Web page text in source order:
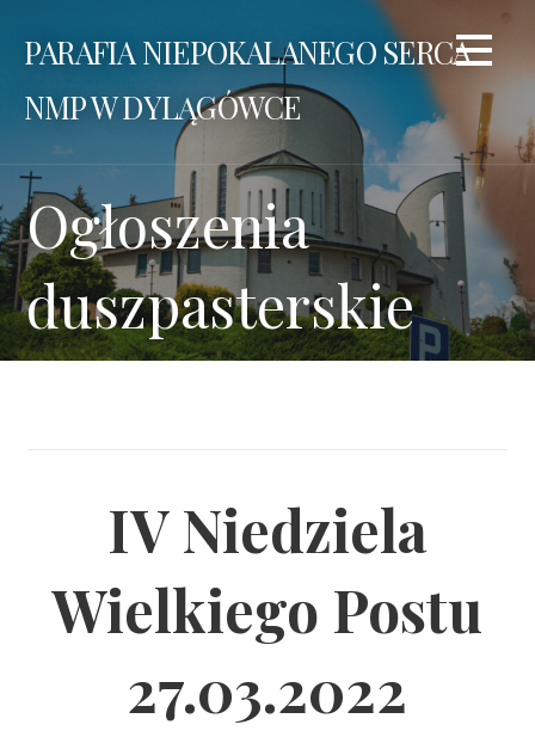
PARAFIA NIEPOKALANEGO SERCA
NMP W DYLĄGÓWCE
Ogłoszenia
duszpasterskie
IV Niedziela
Wielkiego Postu
27.03.2022